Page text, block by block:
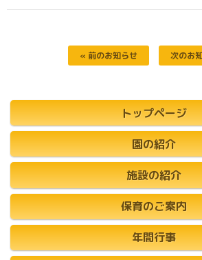
« 前のお知らせ 次のお
トップページ
園の紹介
施設の紹介
保育のご案内
年間行事